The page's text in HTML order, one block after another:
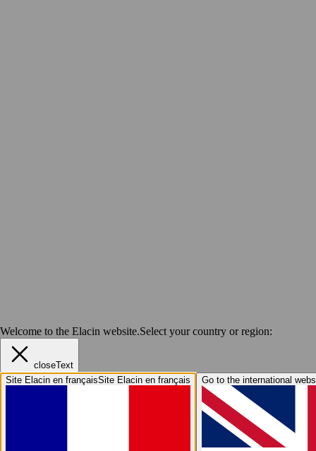
Welcome to the Elacin website.Select your country or region:
closeText
Site Elacin en françaisSite Elacin en français Go to the international